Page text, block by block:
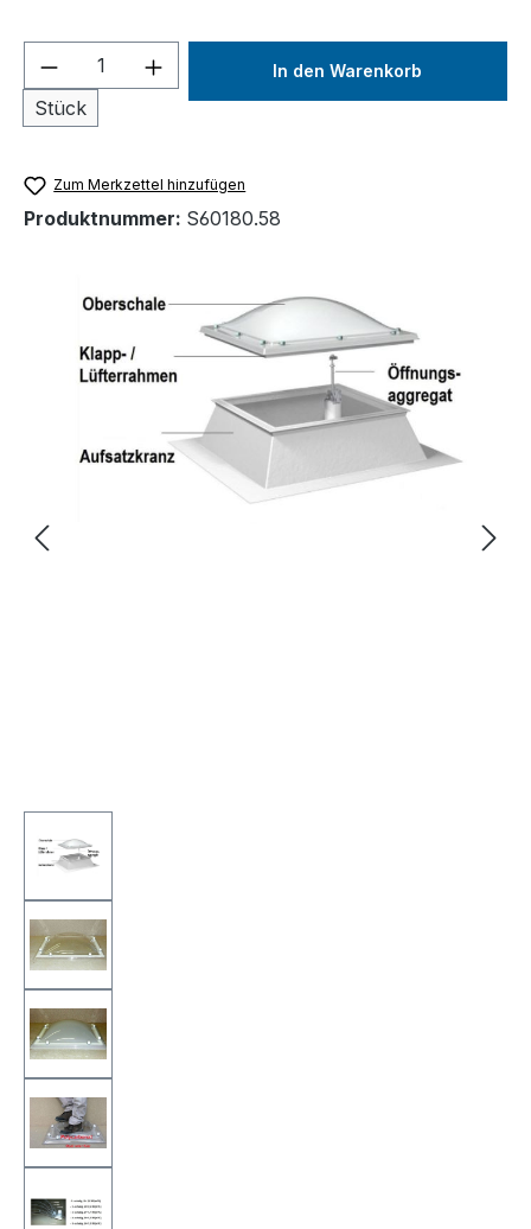
Produkt Anzahl: Gib den
Stück
In den Warenkorb
Zum Merkzettel hinzufügen
Produktnummer: S60180.58